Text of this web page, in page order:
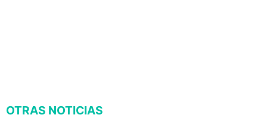
OTRAS NOTICIAS